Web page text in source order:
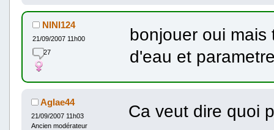
NINI124
21/09/2007 11h00
27
bonjouer oui
d'eau et
Aglae44
21/09/2007 11h03
Ancien modérateur
Ca veut dire quoi